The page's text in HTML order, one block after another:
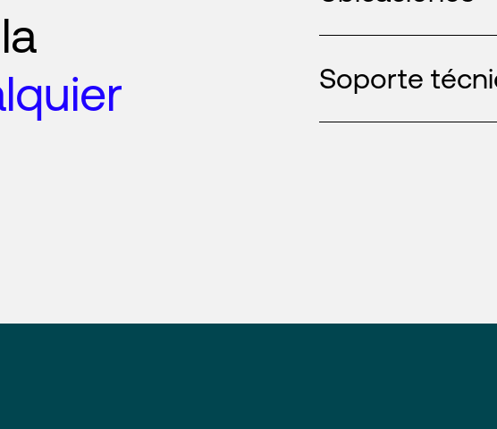
Soporte